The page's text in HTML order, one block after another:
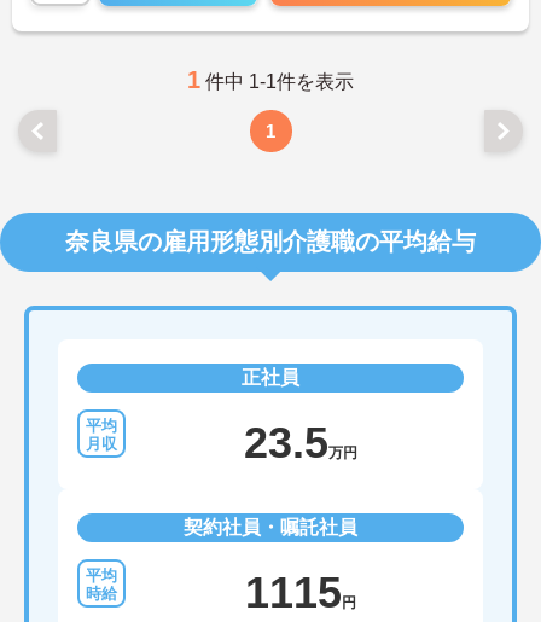
1 件中 1-1件を表示
1
奈良県の雇用形態別介護職の平均給与
正社員
23.5万円
契約社員・嘱託社員
1115 円